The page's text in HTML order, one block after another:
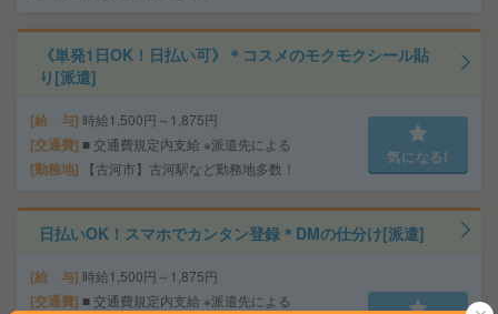
《単発1日OK！日払い可》＊コスメのモクモクシール貼
り[派遣]
給 与 時給1,500円～1,875円
交通費 ■ 交通費規定内支給 ※派遣先による
勤務地 【古河市】古河駅など勤務地多数！
気になる!
日払いOK！スマホでカンタン登録＊DMの仕分け[派遣]
給 与 時給1,500円～1,875円
交通費 ■ 交通費規定内支給 ※派遣先による